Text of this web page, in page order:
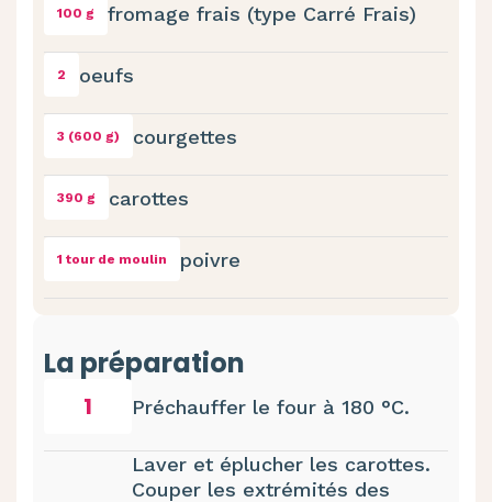
100 g fromage frais (type Carré Frais)
2 oeufs
3 (600 g) courgettes
390 g carottes
1 tour de moulin poivre
La préparation
1 Préchauffer le four à 180 °C.
Laver et éplucher les carottes.
Couper les extrémités des